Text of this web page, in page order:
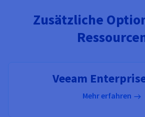
Zusätzliche
Veeam
Mehr erfahren